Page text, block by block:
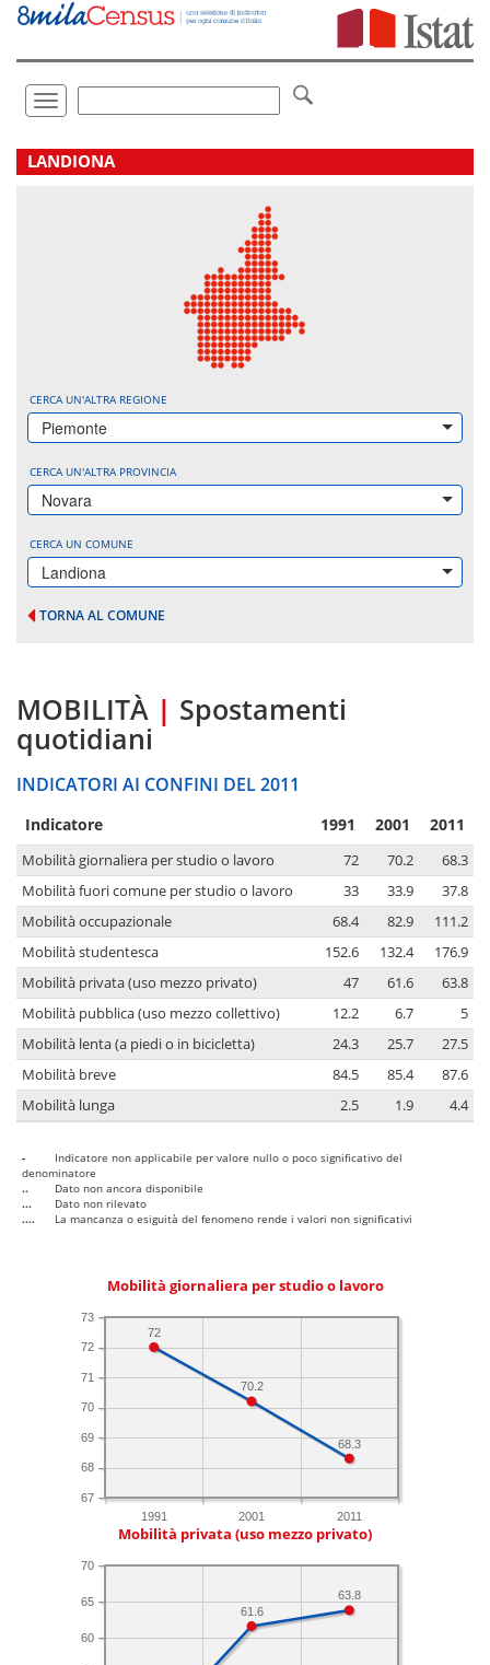
Vai
direttamente
Toggle
navigation
LANDIONA
CERCA UN'ALTRA REGIONE
Piemonte
CERCA UN'ALTRA PROVINCIA
Novara
CERCA UN COMUNE
Landiona
TORNA AL COMUNE
MOBILITÀ | Spostamenti
quotidiani
INDICATORI AI CONFINI DEL 2011
Indicatore 1991 2001 2011
Mobilità giornaliera per studio o lavoro 72 70.2
68.3
Mobilità fuori comune per studio o lavoro
33 33.9
37.8
Mobilità occupazionale
68.4 82.9
111.2
Mobilità studentesca
152.6 132.4
176.9
Mobilità privata (uso mezzo privato)
47 61.6
63.8
Mobilità pubblica (uso mezzo collettivo)
12.2 6.7
5
Mobilità lenta (a piedi o in bicicletta)
24.3 25.7
27.5
Mobilità breve
84.5 85.4
87.6
Mobilità lunga
2.5 1.9 4.4
-
Indicatore non applicabile per valore nullo o poco significativo del
denominatore
..
Dato non ancora disponibile
...
Dato non rilevato
....
La mancanza o esiguità del fenomeno rende i valori non significativi
Mobilità giornaliera per studio o lavoro
1991 2001 2011
67
68
69
70
71
72
73
68.3
70.2
72
Mobilità privata (uso mezzo privato)
60
65
70
63.8
61.6